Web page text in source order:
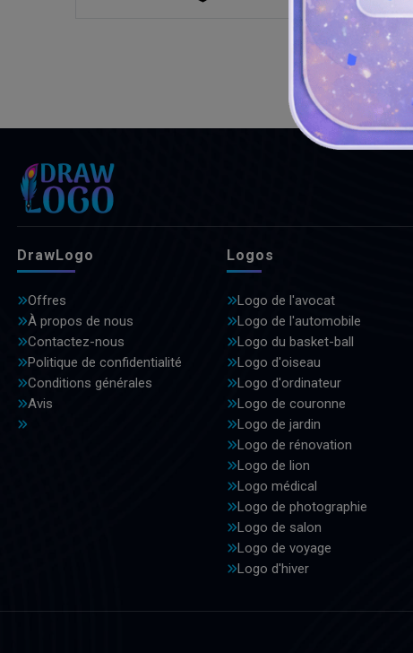
DrawLogo
Offres
À propos de nous
Contactez-nous
Politique de confidentialité
Conditions générales
Avis
Logos
Logo de l'avocat
Logo de l'automobile
Logo du basket-ball
Logo d'oiseau
Logo d'ordinateur
Logo de couronne
Logo de jardin
Logo de rénovation
Logo de lion
Logo médical
Logo de photographie
Logo de salon
Logo de voyage
Logo d'hiver